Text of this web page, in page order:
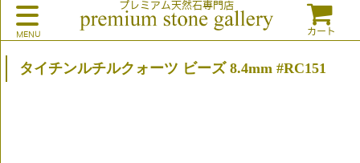
プレミアム天然石専門店
カート
タイチンルチルクォーツ ビーズ 8.4mm #RC151